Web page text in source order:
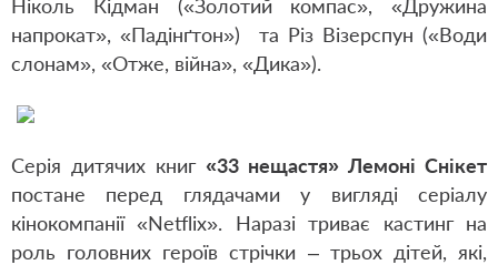
Ніколь Кідман («Золотий компас», «Дружина
напрокат», «Падінґтон») та Різ Візерспун («Води
слонам», «Отже, війна», «Дика»).
Серія дитячих книг «33 нещастя» Лемоні Снікет
постане перед глядачами у вигляді серіалу
кінокомпанії «Netflix». Наразі триває кастинг на
роль головних героїв стрічки – трьох дітей, які,